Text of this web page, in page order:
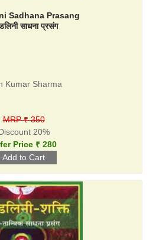
Sadhana Prasang
साधना प्रसंग
Kumar Sharma
MRP ₹ 350
Discount 20%
Price ₹ 280